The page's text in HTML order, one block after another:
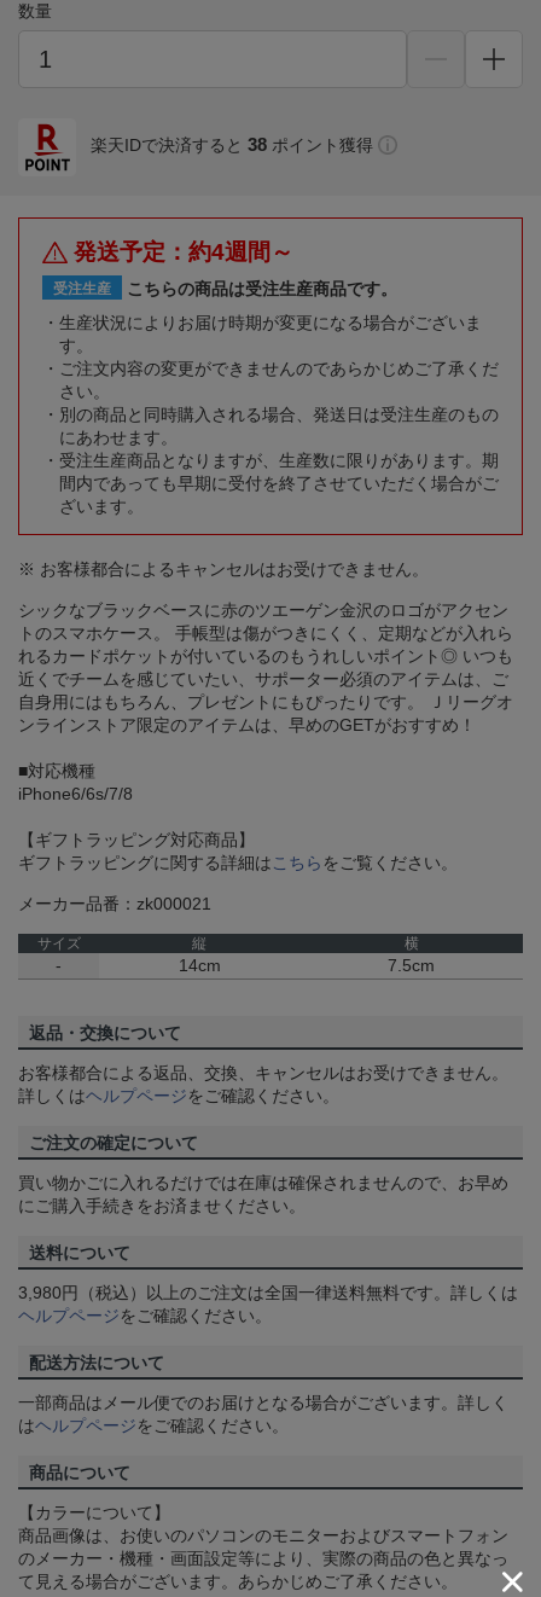
数量
楽天IDで決済すると 38 ポイント獲得
発送予定：約4週間～
受注生産
こちらの商品は受注生産商品です。
生産状況によりお届け時期が変更になる場合がございま
す。
ご注文内容の変更ができませんのであらかじめご了承くだ
さい。
別の商品と同時購入される場合、発送日は受注生産のもの
にあわせます。
受注生産商品となりますが、生産数に限りがあります。期
間内であっても早期に受付を終了させていただく場合がご
ざいます。
※ お客様都合によるキャンセルはお受けできません。
シックなブラックベースに赤のツエーゲン金沢のロゴがアクセン
トのスマホケース。 手帳型は傷がつきにくく、定期などが入れら
れるカードポケットが付いているのもうれしいポイント◎ いつも
近くでチームを感じていたい、サポーター必須のアイテムは、ご
自身用にはもちろん、プレゼントにもぴったりです。 Ｊリーグオ
ンラインストア限定のアイテムは、早めのGETがおすすめ！
■対応機種
iPhone6/6s/7/8
【ギフトラッピング対応商品】
ギフトラッピングに関する詳細は こちら をご覧ください。
メーカー品番：zk000021
サイズ 縦 横
- 14cm 7.5cm
返品・交換について
お客様都合による返品、交換、キャンセルはお受けできません。
詳しくはヘルプページをご確認ください。
ご注文の確定について
買い物かごに入れるだけでは在庫は確保されませんので、お早め
にご購入手続きをお済ませください。
送料について
3,980円（税込）以上のご注文は全国一律送料無料です。詳しくは
ヘルプページをご確認ください。
配送方法について
一部商品はメール便でのお届けとなる場合がございます。詳しく
はヘルプページをご確認ください。
商品について
【カラーについて】
商品画像は、お使いのパソコンのモニターおよびスマートフォン
のメーカー・機種・画面設定等により、実際の商品の色と異なっ
て見える場合がございます。あらかじめご了承ください。